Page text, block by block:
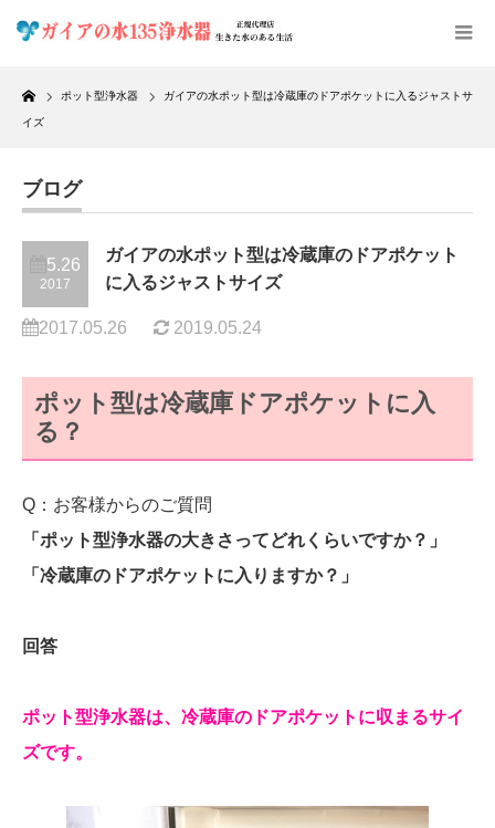
Home
ポット型浄水器 ガイアの水ポット型は冷蔵庫のドアポケットに入るジャストサ
イズ
ブログ
5.26
2017
ガイアの水ポット型は冷蔵庫のドアポケット
に入るジャストサイズ
2017.05.26 2019.05.24
ポット型は冷蔵庫ドアポケットに入
る？
Q：お客様からのご質問
「ポット型浄水器の大きさってどれくらいですか？」
「冷蔵庫のドアポケットに入りますか？」
回答
ポット型浄水器は、冷蔵庫のドアポケットに収まるサイ
ズです。